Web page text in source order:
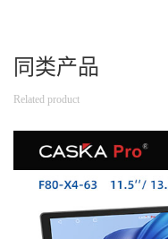
同类产品
Related product